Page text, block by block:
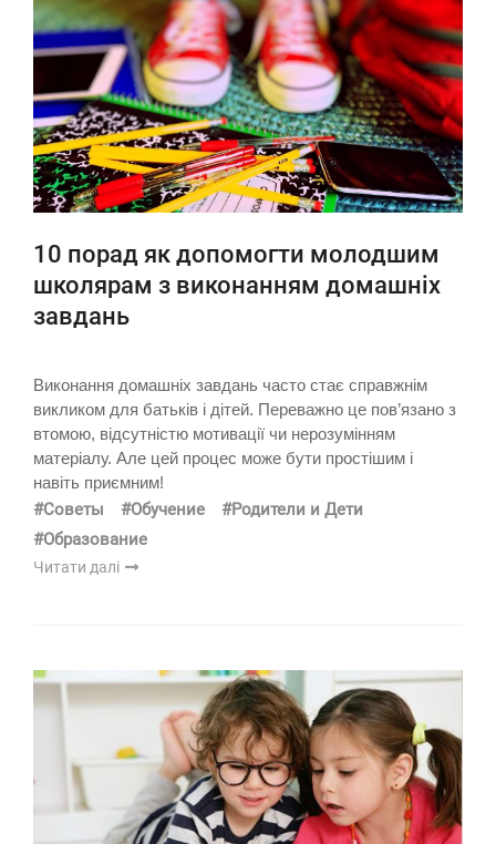
10 порад як допомогти молодшим
школярам з виконанням домашніх
завдань
Виконання домашніх завдань часто стає справжнім
викликом для батьків і дітей. Переважно це пов’язано з
втомою, відсутністю мотивації чи нерозумінням
матеріалу. Але цей процес може бути простішим і
навіть приємним!
#Советы #Обучение
#Родители и Дети
#Образование
Читати далі